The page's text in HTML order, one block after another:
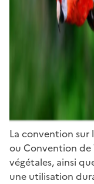
La convention sur
ou Convention de
végétales, ainsi
une utilisation